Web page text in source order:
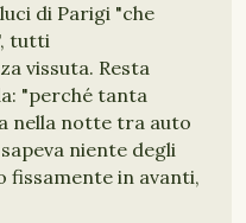
di Parigi "che
tutti
vissuta. Resta
"perché tanta
nella notte tra auto
niente degli
fissamente in avanti,